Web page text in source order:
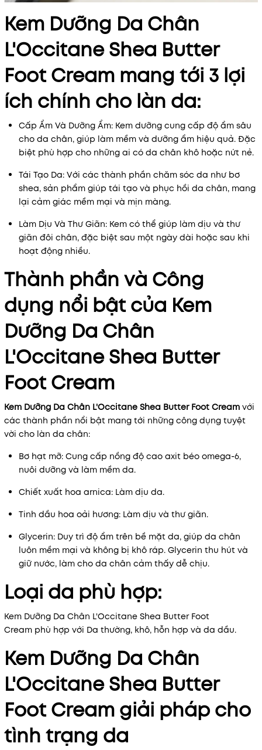
Kem Dưỡng Da Chân
L'Occitane Shea Butter
Foot Cream mang tới 3 lợi
ích chính cho làn da:
Cấp Ẩm Và Dưỡng Ẩm: Kem dưỡng cung cấp độ ẩm sâu
cho da chân, giúp làm mềm và dưỡng ẩm hiệu quả. Đặc
biệt phù hợp cho những ai có da chân khô hoặc nứt nẻ.
Tái Tạo Da: Với các thành phần chăm sóc da như bơ
shea, sản phẩm giúp tái tạo và phục hồi da chân, mang
lại cảm giác mềm mại và mịn màng.
Làm Dịu Và Thư Giãn: Kem có thể giúp làm dịu và thư
giãn đôi chân, đặc biệt sau một ngày dài hoặc sau khi
hoạt động nhiều.
Thành phần và Công
dụng nổi bật của Kem
Dưỡng Da Chân
L'Occitane Shea Butter
Foot Cream
Kem Dưỡng Da Chân L'Occitane Shea Butter Foot Cream với
các thành phần nổi bật mang tới những công dụng tuyệt
vời cho làn da chân:
Bơ hạt mỡ: Cung cấp nồng độ cao axit béo omega-6,
nuôi dưỡng và làm mềm da.
Chiết xuất hoa arnica: Làm dịu da.
Tinh dầu hoa oải hương: Làm dịu và thư giãn.
Glycerin: Duy trì độ ẩm trên bề mặt da, giúp da chân
luôn mềm mại và không bị khô ráp. Glycerin thu hút và
giữ nước, làm cho da chân cảm thấy dễ chịu.
Loại da phù hợp:
Kem Dưỡng Da Chân L'Occitane Shea Butter Foot
Cream phù hợp với Da thường, khô, hỗn hợp và da dầu.
Kem Dưỡng Da Chân
L'Occitane Shea Butter
Foot Cream giải pháp cho
tình trạng da